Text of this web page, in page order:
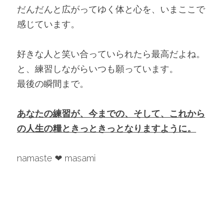
だんだんと広がってゆく体と心を、いまここで
感じています。
好きな人と笑い合っていられたら最高だよね。
と、練習しながらいつも願っています。
最後の瞬間まで。
あなたの練習が、今までの、そして、これから
の人生の糧ときっときっとなりますように。
namaste ❤︎ masami